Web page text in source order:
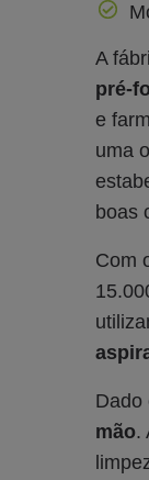
A
pré-
e
uma
boas
Com
Dado
mão.